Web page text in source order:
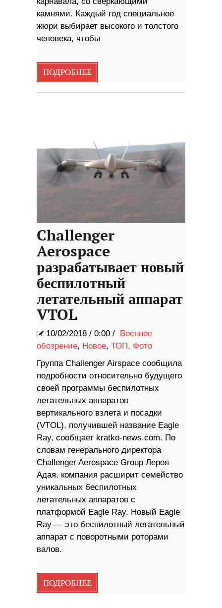
камнями. Каждый год специальное
жюри выбирает высокого и толстого
человека, чтобы
ПОДРОБНЕЕ
Challenger
Aerospace
разрабатывает новый
беспилотный
летательный аппарат
VTOL
10/02/2018 / 0:00 / Военное
обозрение, Новое, ТОП, Фото
Группа Challenger Airspace сообщила
подробности относительно будущего
своей программы беспилотных
летательных аппаратов
вертикального взлета и посадки
(VTOL), получившей название Eagle
Ray, сообщает kratko-news.com. По
словам генерального директора
Challenger Aerospace Group Лероя
Адая, компания расширит семейство
уникальных беспилотных
летательных аппаратов с
платформой Eagle Ray. Новый Eagle
Ray — это беспилотный летательный
аппарат с поворотными роторами
валов.
ПОДРОБНЕЕ